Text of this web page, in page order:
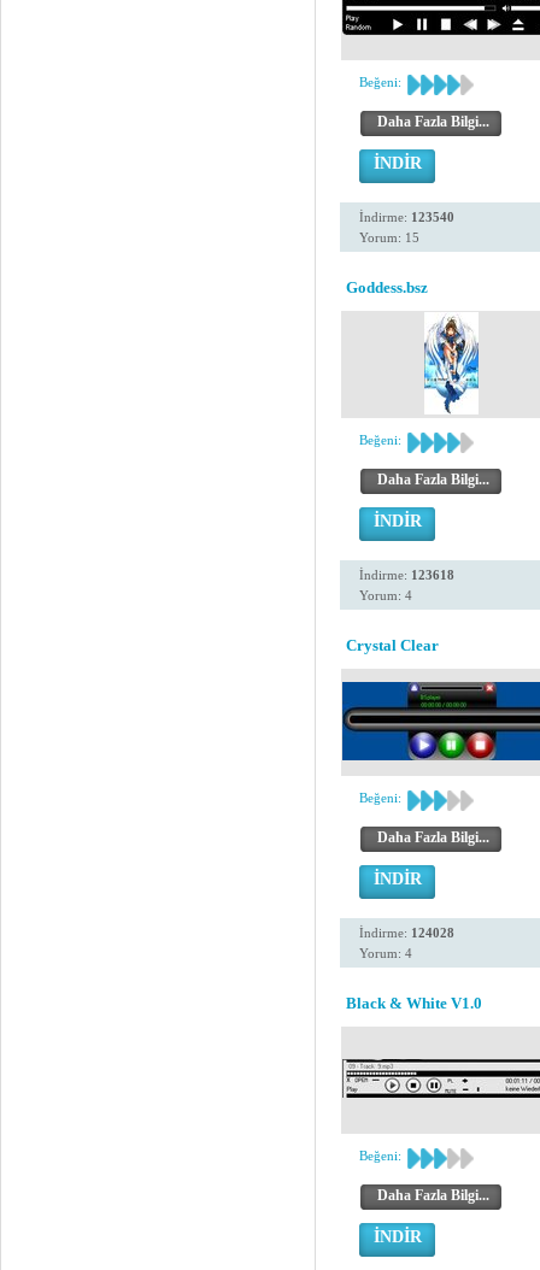
Beğeni:
Daha Fazla Bilgi...
İNDİR
İndirme: 123540
Yorum: 15
Goddess.bsz
Beğeni:
Daha Fazla Bilgi...
İNDİR
İndirme: 123618
Yorum: 4
Crystal Clear
Beğeni:
Daha Fazla Bilgi...
İNDİR
İndirme: 124028
Yorum: 4
Black & White V1.0
Beğeni:
Daha Fazla Bilgi...
İNDİR